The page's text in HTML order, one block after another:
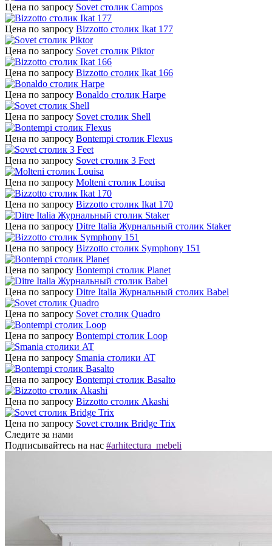
Цена по запросу Sovet столик Campos
Цена по запросу Bizzotto столик Ikat 177
Цена по запросу Sovet столик Piktor
Цена по запросу Bizzotto столик Ikat 166
Цена по запросу Bonaldo столик Harpe
Цена по запросу Sovet столик Shell
Цена по запросу Bontempi столик Flexus
Цена по запросу Sovet столик 3 Feet
Цена по запросу Molteni столик Louisa
Цена по запросу Bizzotto столик Ikat 170
Цена по запросу Ditre Italia Журнальный столик Staker
Цена по запросу Bizzotto столик Symphony 151
Цена по запросу Bontempi столик Planet
Цена по запросу Ditre Italia Журнальный столик Babel
Цена по запросу Sovet столик Quadro
Цена по запросу Bontempi столик Loop
Цена по запросу Smania столики AT
Цена по запросу Bontempi столик Basalto
Цена по запросу Bizzotto столик Akashi
Цена по запросу Sovet столик Bridge Trix
Следите за нами
Подписывайтесь на нас #arhitectura_mebeli